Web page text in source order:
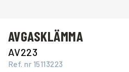
AVGASKLÄMMA
AV223
Ref. nr 15113223